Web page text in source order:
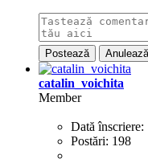
Postează Anulează
catalin_voichita
Member
Dată înscriere:
Postări: 198